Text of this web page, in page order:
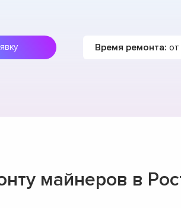
Время ремонта:
майнеров в